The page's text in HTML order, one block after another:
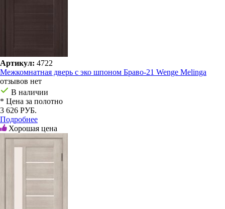
Артикул: 4722
Межкомнатная дверь с эко шпоном Браво-21 Wenge Melinga
отзывов нет
В наличии
* Цена за полотно
3 626 РУБ.
Подробнее
Хорошая цена